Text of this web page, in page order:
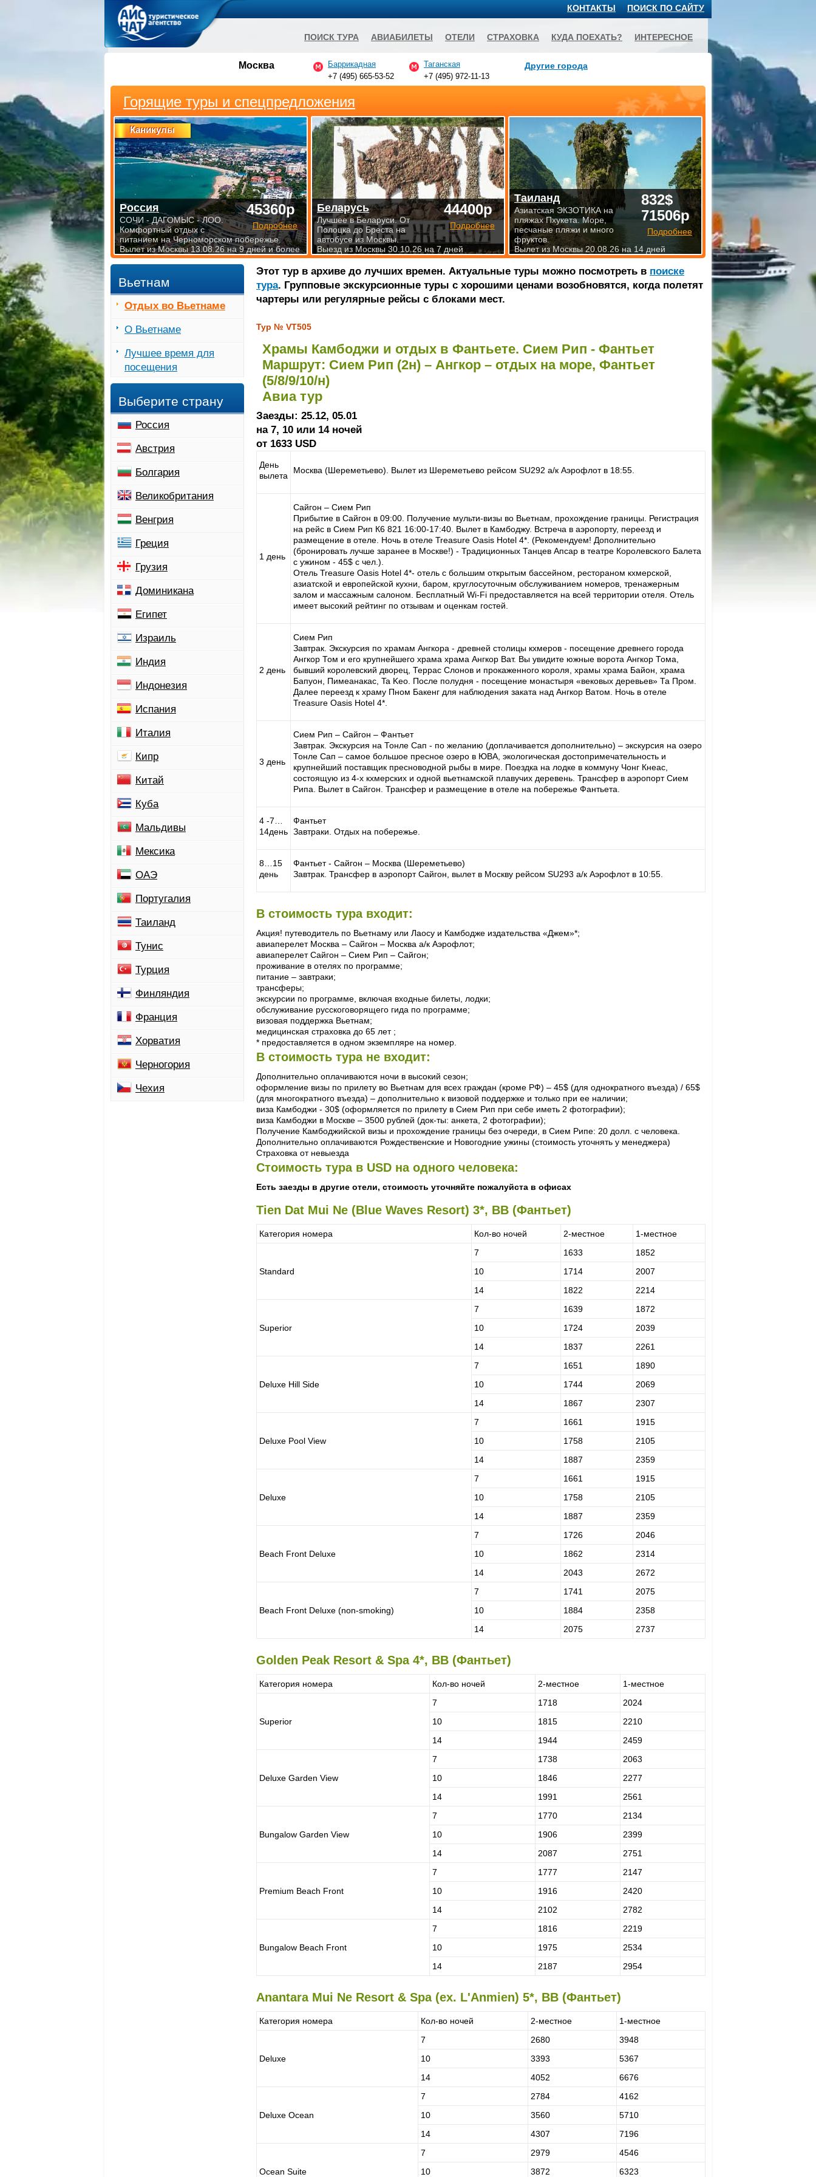
Этот тур в архиве до лучших времен. Актуальные туры можно посмотреть в поиске
тура. Групповые экскурсионные туры с хорошими ценами возобновятся, когда полетят
чартеры или регулярные рейсы с блоками мест.
Тур № VT505
Храмы Камбоджи и отдых в Фантьете. Сием Рип - Фантьет
Маршрут: Сием Рип (2н) – Ангкор – отдых на море, Фантьет
(5/8/9/10/н)
Авиа тур
Заезды: 25.12, 05.01
на 7, 10 или 14 ночей
от 1633 USD
День
вылета
Москва (Шереметьево). Вылет из Шереметьево рейсом SU292 а/к Аэрофлот в 18:55.
1 день
Сайгон – Сием Рип
Прибытие в Сайгон в 09:00. Получение мульти-визы во Вьетнам, прохождение границы. Регистрация
на рейс в Сием Рип К6 821 16:00-17:40. Вылет в Камбоджу. Встреча в аэропорту, переезд и
размещение в отеле. Ночь в отеле Treasure Oasis Hotel 4*. (Рекомендуем! Дополнительно
(бронировать лучше заранее в Москве!) - Традиционных Танцев Апсар в театре Королевского Балета
с ужином - 45$ с чел.).
Отель Treasure Oasis Hotel 4*- отель с большим открытым бассейном, рестораном кхмерской,
азиатской и европейской кухни, баром, круглосуточным обслуживанием номеров, тренажерным
залом и массажным салоном. Бесплатный Wi-Fi предоставляется на всей территории отеля. Отель
имеет высокий рейтинг по отзывам и оценкам гостей.
2 день
Сием Рип
Завтрак. Экскурсия по храмам Ангкора - древней столицы кхмеров - посещение древнего города
Ангкор Том и его крупнейшего храма храма Ангкор Ват. Вы увидите южные ворота Ангкор Тома,
бывший королевский дворец, Террас Слонов и прокаженного короля, храмы храма Байон, храма
Бапуон, Пимеанакас, Ta Keo. После полудня - посещение монастыря «вековых деревьев» Та Пром.
Далее переезд к храму Пном Бакенг для наблюдения заката над Ангкор Ватом. Ночь в отеле
Treasure Oasis Hotel 4*.
3 день
Сием Рип – Сайгон – Фантьет
Завтрак. Экскурсия на Тонле Сап - по желанию (доплачивается дополнительно) – экскурсия на озеро
Тонле Сап – самое большое пресное озеро в ЮВА, экологическая достопримечательность и
крупнейший поставщик пресноводной рыбы в мире. Поездка на лодке в коммуну Чонг Кнеас,
состоящую из 4-х кхмерских и одной вьетнамской плавучих деревень. Трансфер в аэропорт Сием
Рипа. Вылет в Сайгон. Трансфер и размещение в отеле на побережье Фантьета.
4 -7…
14день
Фантьет
Завтраки. Отдых на побережье.
8…15
день
Фантьет - Сайгон – Москва (Шереметьево)
Завтрак. Трансфер в аэропорт Сайгон, вылет в Москву рейсом SU293 а/к Аэрофлот в 10:55.
В стоимость тура входит:
Акция! путеводитель по Вьетнаму или Лаосу и Камбодже издательства «Джем»*;
авиаперелет Москва – Сайгон – Москва а/к Аэрофлот;
авиаперелет Сайгон – Сием Рип – Сайгон;
проживание в отелях по программе;
питание – завтраки;
трансферы;
экскурсии по программе, включая входные билеты, лодки;
обслуживание русскоговорящего гида по программе;
визовая поддержка Вьетнам;
медицинская страховка до 65 лет ;
* предоставляется в одном экземпляре на номер.
В стоимость тура не входит:
Дополнительно оплачиваются ночи в высокий сезон;
оформление визы по прилету во Вьетнам для всех граждан (кроме РФ) – 45$ (для однократного въезда) / 65$
(для многократного въезда) – дополнительно к визовой поддержке и только при ее наличии;
виза Камбоджи - 30$ (оформляется по прилету в Сием Рип при себе иметь 2 фотографии);
виза Камбоджи в Москве – 3500 рублей (док-ты: анкета, 2 фотографии);
Получение Камбоджийской визы и прохождение границы без очереди, в Сием Рипе: 20 долл. с человека.
Дополнительно оплачиваются Рождественские и Новогодние ужины (стоимость уточнять у менеджера)
Страховка от невыезда
Стоимость тура в USD на одного человека:
Есть заезды в другие отели, стоимость уточняйте пожалуйста в офисах
Tien Dat Mui Ne (Blue Waves Resort) 3*, BB (Фантьет)
Категория номера Кол-во ночей 2-местное 1-местное
Standard
7 1633
1852
10
1714
2007
14
1822 2214
Superior
7 1639
1872
10
1724
2039
14
1837 2261
Deluxe Hill Side
7 1651
1890
10
1744
2069
14
1867 2307
Deluxe Pool View
7 1661
1915
10
1758
2105
14
1887 2359
Deluxe
7 1661
1915
10
1758
2105
14
1887 2359
Beach Front Deluxe
7 1726
2046
10
1862
2314
14
2043 2672
Beach Front Deluxe (non-smoking)
7 1741
2075
10
1884
2358
14
2075 2737
Golden Peak Resort & Spa 4*, BB (Фантьет)
Категория номера Кол-во ночей 2-местное 1-местное
Superior
7 1718
2024
10
1815
2210
14
1944 2459
Deluxe Garden View
7 1738
2063
10
1846
2277
14
1991 2561
Bungalow Garden View
7 1770
2134
10
1906
2399
14
2087 2751
Premium Beach Front
7 1777
2147
10
1916
2420
14
2102 2782
Bungalow Beach Front
7 1816
2219
10
1975
2534
14
2187 2954
Anantara Mui Ne Resort & Spa (ex. L'Anmien) 5*, BB (Фантьет)
Категория номера Кол-во ночей 2-местное 1-местное
Deluxe
7 2680
3948
10
3393
5367
14
4052 6676
Deluxe Ocean
7 2784
4162
10
3560
5710
14
4307 7196
Ocean Suite
7 2979
4546
10
3872 6323
Вьетнам
Отдых во Вьетнаме
О Вьетнаме
Лучшее время для
посещения
Выберите страну
Россия
Австрия
Болгария
Великобритания
Венгрия
Греция
Грузия
Доминикана
Египет
Израиль
Индия
Индонезия
Испания
Италия
Кипр
Китай
Куба
Мальдивы
Мексика
ОАЭ
Португалия
Таиланд
Тунис
Турция
Финляндия
Франция
Хорватия
Черногория
Чехия
Горящие туры и спецпредложения
Каникулы
45360р
Подробнее
Россия
СОЧИ - ДАГОМЫС - ЛОО.
Комфортный отдых с
питанием на Черноморском побережье.
Вылет из Москвы 13.08.26 на 9 дней и более
44400р
Подробнее
Беларусь
Лучшее в Беларуси. От
Полоцка до Бреста на
автобусе из Москвы.
Выезд из Москвы 30.10.26 на 7 дней
832$
71506р
Подробнее
Таиланд
Азиатская ЭКЗОТИКА на
пляжах Пхукета. Море,
песчаные пляжи и много
фруктов.
Вылет из Москвы 20.08.26 на 14 дней
Москва
Баррикадная
+7 (495) 665-53-52
Таганская
+7 (495) 972-11-13
Другие города
ПОИСК ПО САЙТУ
КОНТАКТЫ
ПОИСК ТУРА АВИАБИЛЕТЫ ОТЕЛИ СТРАХОВКА КУДА ПОЕХАТЬ? ИНТЕРЕСНОЕ